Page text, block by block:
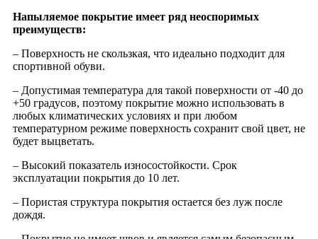
Напыляемое покрытие имеет ряд неоспоримых
преимуществ:
– Поверхность не скользкая, что идеально подходит для
спортивной обуви.
– Допустимая температура для такой поверхности от -40 до
+50 градусов, поэтому покрытие можно использовать в
любых климатических условиях и при любом
температурном режиме поверхность сохранит свой цвет, не
будет выцветать.
– Высокий показатель износостойкости. Срок
эксплуатации покрытия до 10 лет.
– Пористая структура покрытия остается без луж после
дождя.